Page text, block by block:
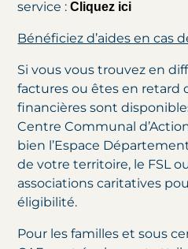
service :Cliquez ici
Bénéficiez d’aides en cas
Si vous vous trouvez en
factures ou êtes en retard
financières sont
Centre Communal
bien l’Espace
de votre territoire, le FSL
associations caritatives
éligibilité.
Pour les familles et sous